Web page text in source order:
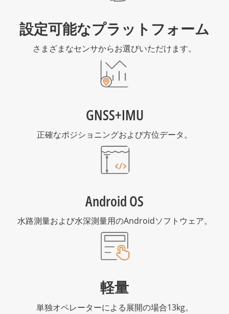
設定可能なプラットフォーム
さまざまなセンサからお選びいただけます。
GNSS+IMU
正確なポジショニングおよび方位データ。
Android OS
水路測量および水深測量用のAndroidソフトウェア。
軽量
単独オペレーターによる展開の場合13kg。